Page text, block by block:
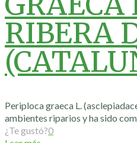
RIBERA
Periploca graeca L.
ambientes riparios y ha sido
¿Te gustó?0